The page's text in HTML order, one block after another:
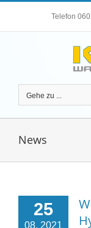
Telefon
Gehe zu ...
News
25
08, 2021